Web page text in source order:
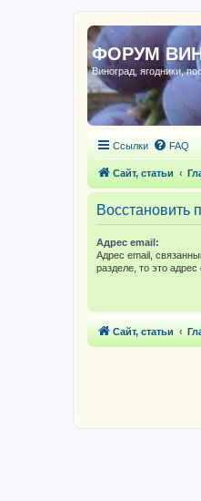
ФОРУМ
Виноград, ягодники,
Ссылки FAQ
Сайт, статьи
Восстановить
Адрес email:
Адрес email,
разделе, то это
Сайт, статьи